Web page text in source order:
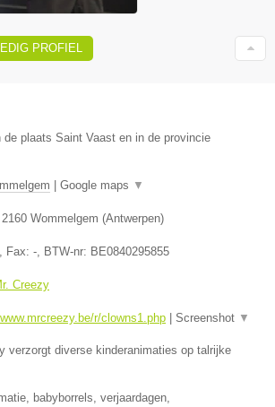
PROFIEL
de plaats Saint Vaast en in de provincie
Google maps ▼
2160 Wommelgem (Antwerpen)
, Fax: -, BTW-nr: BE0840295855
Creezy
r/clowns1.php Screenshot ▼
verzorgt diverse kinderanimaties op talrijke
babyborrels, verjaardagen,